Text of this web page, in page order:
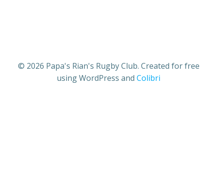
© 2026 Papa's Rian's Rugby Club. Created for free
using WordPress and Colibri